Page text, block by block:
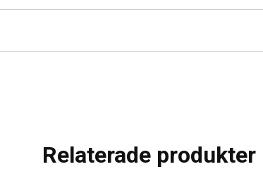
Relaterade produkter